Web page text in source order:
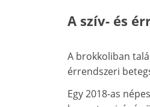
A szív- és
A brokkoliban
érrendszeri
Egy 2018-as